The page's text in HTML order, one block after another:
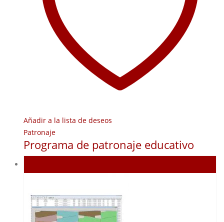
Añadir a la lista de deseos
Patronaje
Programa de patronaje educativo